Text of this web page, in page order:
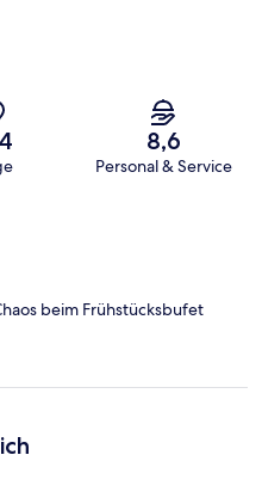
8,6
Personal & Service
beim Frühstücksbufet